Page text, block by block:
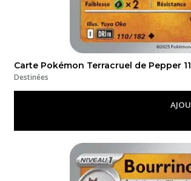
Carte Pokémon Terracruel de Pepper
Destinées